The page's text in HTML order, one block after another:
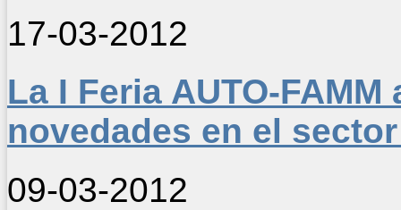
17-03-2012
La I Feria AUTO-
novedades en el
09-03-2012